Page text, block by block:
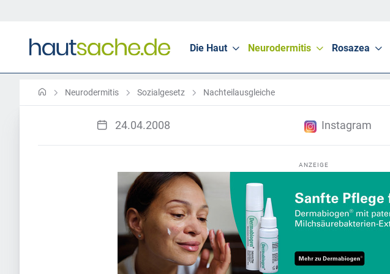
Die Haut Neurodermitis Rosazea
Neurodermitis Sozialgesetz Nachteilausgleiche
24.04.2008 Instagram
ANZEIGE